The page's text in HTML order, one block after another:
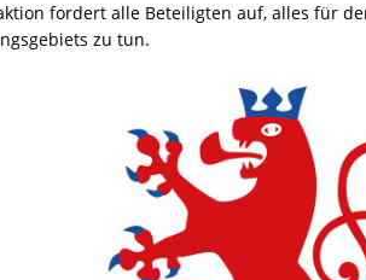
fordert alle Beteiligten auf, alles für
zu tun.